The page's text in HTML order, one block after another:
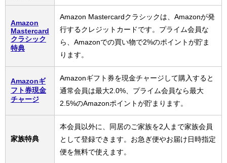
Amazon
Mastercard
クラシック
特典
Amazon Mastercardクラシックは、Amazonが発
行するクレジットカードです。プライム会員な
ら、Amazonでの買い物で2%のポイントが貯ま
ります。
Amazonギ
フト券現金
チャージ
Amazonギフト券を現金チャージして購入すると
通常会員は最大2.0%、プライム会員なら最大
2.5%のAmazonポイントが貯まります。
家族特典
本会員以外に、同居のご家族を2人まで家族会員
として登録できます。お急ぎ便やお届け日時指定
便を無料で使えます。